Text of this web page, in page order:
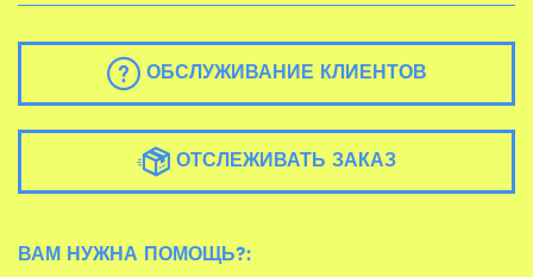
ОБСЛУЖИВАНИЕ КЛИЕНТОВ
ОТСЛЕЖИВАТЬ ЗАКАЗ
ВАМ НУЖНА ПОМОЩЬ?: